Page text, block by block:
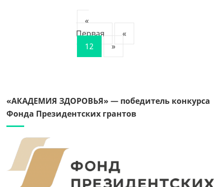
«
Первая
«
12
»
«АКАДЕМИЯ ЗДОРОВЬЯ» — победитель конкурса
Фонда Президентских грантов